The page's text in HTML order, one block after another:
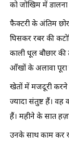
को जोखिम में डालना
फैक्टरी के अंतिम
घिसकर रबर की
काली धूल बौछार
आँखों के अलावा पूरा
खेतों में मजदूरी करने
ज्यादा संतुष्ट हैं।
हैं। महीने के सात
उनके साथ काम कर